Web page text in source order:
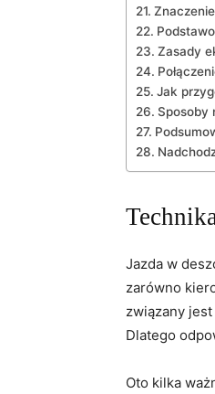
Zasady
Jak
Sposoby
Jazda w
zarówno
związany
Dlatego
Oto kilka⁢